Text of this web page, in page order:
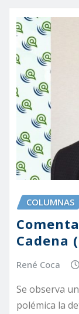
COLUMNAS
Cadena
René Coca
Se observa
polémica la